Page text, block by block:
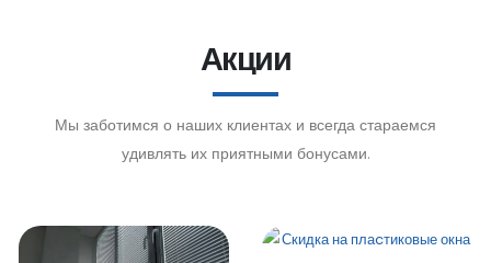
Акции
Мы заботимся о наших клиентах и всегда стараемся
удивлять их приятными бонусами.